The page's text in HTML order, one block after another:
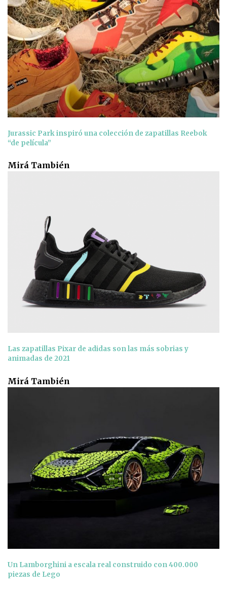
Jurassic Park inspiró una colección de zapatillas Reebok
“de película”
Mirá También
Las zapatillas Pixar de adidas son las más sobrias y
animadas de 2021
Mirá También
Un Lamborghini a escala real construido con 400.000
piezas de Lego